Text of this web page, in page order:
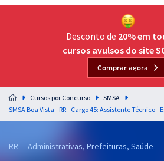
Assinatura OAB Até Passar
Acesso ilimitado a toda preparação para o Exame
Residências Multiprofissionais
Preparação completa e intensiva para as
residências em saúde do Brasil
Desconto de 20% em
cursos avulsos do site
Comprar agora
Cursos por Concurso
SMSA
RR - Administrativas, Prefeituras, Saúde